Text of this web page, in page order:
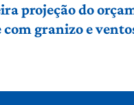
projeção do
granizo e